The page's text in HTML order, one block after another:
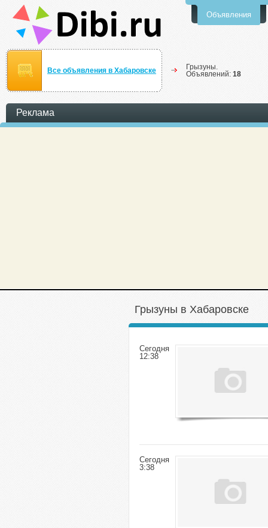
Объявления
Все объявления в Хабаровске
Грызуны.
Объявлений: 18
Реклама
Грызуны в Хабаровске
Сегодня
12:38
Сегодня
3:38